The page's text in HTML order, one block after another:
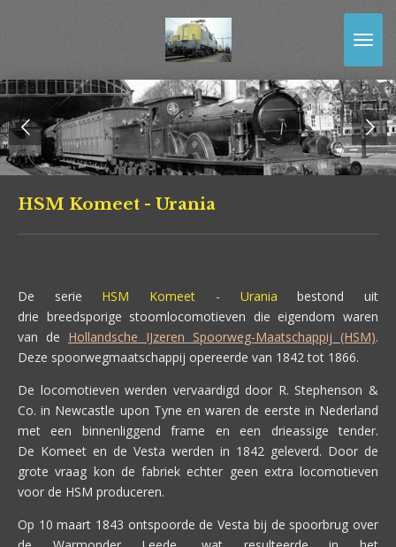
de
hoofdinhoud
HSM Komeet - Urania
De serie HSM Komeet - Urania bestond uit
drie breedsporige stoomlocomotieven die eigendom waren
van de Hollandsche IJzeren Spoorweg-Maatschappij (HSM).
Deze spoorwegmaatschappij opereerde van 1842 tot 1866.
De locomotieven werden vervaardigd door R. Stephenson &
Co. in Newcastle upon Tyne en waren de eerste in Nederland
met een binnenliggend frame en een drieassige tender.
De Komeet en de Vesta werden in 1842 geleverd. Door de
grote vraag kon de fabriek echter geen extra locomotieven
voor de HSM produceren.
Op 10 maart 1843 ontspoorde de Vesta bij de spoorbrug over